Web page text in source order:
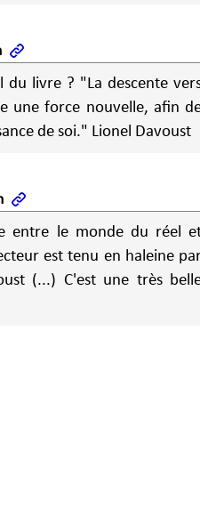
du livre ? "La descente
une force nouvelle, afin
s'engager vers la connaissance de soi." Lionel Davoust
entre le monde du réel
est tenu en haleine
(...) C'est une très